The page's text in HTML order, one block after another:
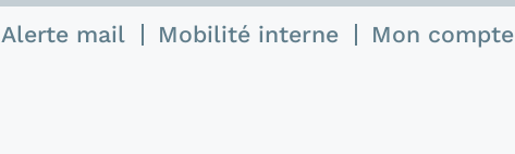
Alerte mail Mobilité interne Mon compte